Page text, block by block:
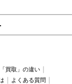
買取」の違い
よくある質問